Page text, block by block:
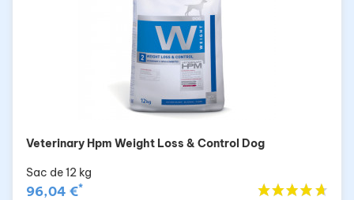
Veterinary Hpm Weight Loss & Control Dog
Sac de 12 kg
96,04 €*